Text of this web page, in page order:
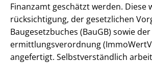
Finanzamt geschätzt werden.
rück­sich­ti­gung, der gesetzlichen
Baugesetzbuches (BauGB) sowie
ermitt­lungs­ver­ord­nung
angefertigt. Selbst­ver­ständ­lich